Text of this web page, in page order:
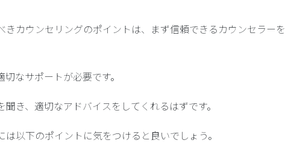
カウンセリングのポイントは、まず信頼できるカウンセラーを
なサポートが必要です。
き、適切なアドバイスをしてくれるはずです。
以下のポイントに気をつけると良いでしょう。